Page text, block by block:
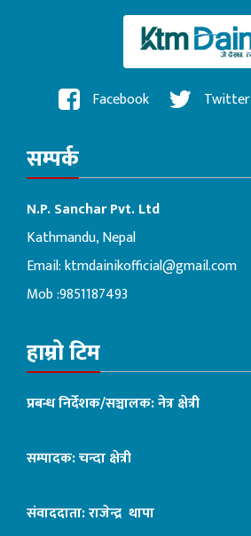
Facebook Twitter
सम्पर्क
N.P. Sanchar Pvt. Ltd
Kathmandu, Nepal
Email:ktmdainikofficial@gmail.com
Mob :9851187493
हाम्रो टिम
प्रबन्ध निर्देशक/सञ्चालक: नेत्र क्षेत्री
सम्पादक: चन्दा क्षेत्री
संवाददाता: राजेन्द्र थापा